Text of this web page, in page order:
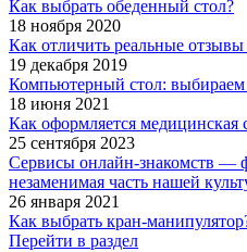
Как выбрать обеденный стол?
18 ноября 2020
Как отличить реальные отзывы
19 декабря 2019
Компьютерный стол:
18 июня 2021
Как оформляется
25 сентября 2023
Сервисы онлайн-знакомств —
незаменимая часть нашей
26 января 2021
Как выбрать кран-
Перейти в раздел